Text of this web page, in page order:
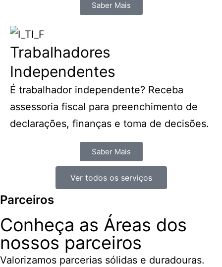
Saber Mais
Trabalhadores
Independentes
É trabalhador independente? Receba
assessoria fiscal para preenchimento de
declarações, finanças e toma de decisões.
Saber Mais
Ver todos os serviços
Parceiros
Conheça as Áreas dos
nossos parceiros
Valorizamos parcerias sólidas e duradouras.